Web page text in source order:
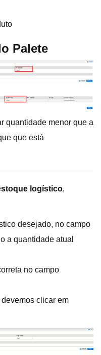
Palete
quantidade menor que a
que está
logístico,
desejado, no campo
a quantidade atual
no campo
clicar em